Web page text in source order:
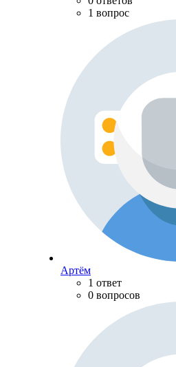
1 вопрос
Артём
1 ответ
0 вопросов